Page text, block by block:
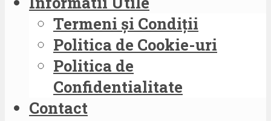
Termeni și Condiții
Politica de Cookie-uri
Politica de
Confidentialitate
Contact